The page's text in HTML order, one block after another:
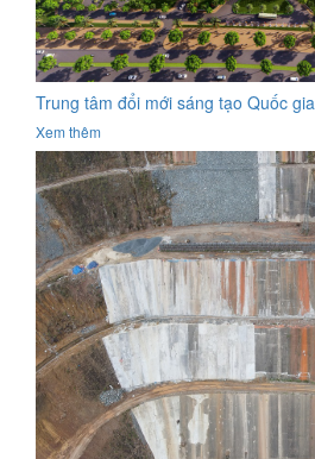
Trung tâm đổi mới sáng tạo Quốc gia
Xem thêm